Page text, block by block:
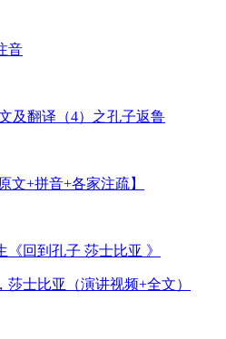
音
及翻译（4）之孔子返鲁
文+拼音+各家注疏】
士比亚（演讲视频+全文）